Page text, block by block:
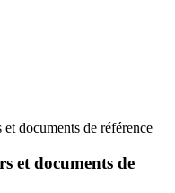
documents de référence
et documents de